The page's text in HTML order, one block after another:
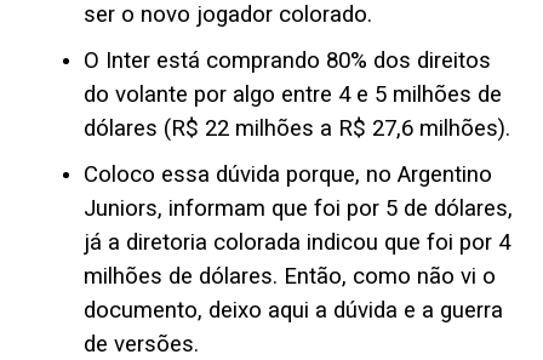
ser o novo jogador colorado.
O Inter está comprando 80% dos direitos
do volante por algo entre 4 e 5 milhões de
dólares (R$ 22 milhões a R$ 27,6 milhões).
Coloco essa dúvida porque, no Argentino
Juniors, informam que foi por 5 de dólares,
já a diretoria colorada indicou que foi por 4
milhões de dólares. Então, como não vi o
documento, deixo aqui a dúvida e a guerra
de versões.